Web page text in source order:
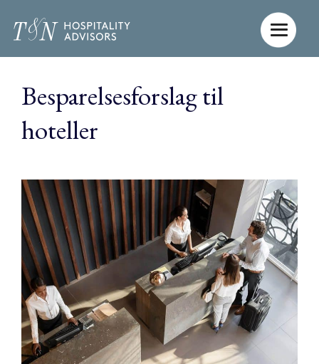
indholdet
Besparelsesforslag til
hoteller